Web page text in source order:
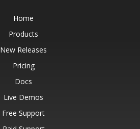
Home
Products
New Releases
Pricing
Docs
Live Demos
Free Support